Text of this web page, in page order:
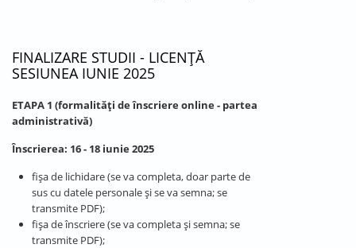
FINALIZARE STUDII - LICENȚĂ
SESIUNEA IUNIE 2025
ETAPA 1 (formalități de înscriere online - partea
administrativă)
Înscrierea: 16 - 18 iunie 2025
fişa de lichidare (se va completa, doar parte de
sus cu datele personale și se va semna; se
transmite PDF);
fişa de înscriere (se va completa și semna; se
transmite PDF);